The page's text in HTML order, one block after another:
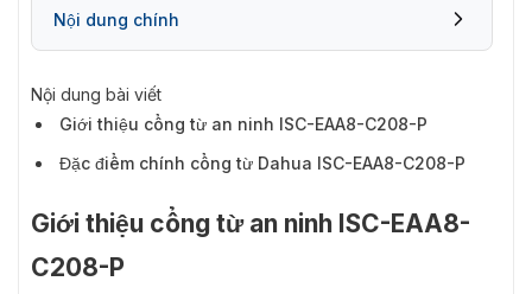
Nội dung chính
Nội dung bài viết
Giới thiệu cổng từ an ninh ISC-EAA8-C208-P
Đặc điểm chính cổng từ Dahua ISC-EAA8-C208-P
Giới thiệu cổng từ an ninh ISC-EAA8-
C208-P